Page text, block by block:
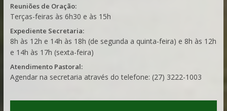
Reuniões de Oração:
Terças-feiras às 6h30 e às 15h
Expediente Secretaria:
8h às 12h e 14h às 18h (de segunda a quinta-feira) e 8h às 12h
e 14h às 17h (sexta-feira)
Atendimento Pastoral:
Agendar na secretaria através do telefone: (27) 3222-1003